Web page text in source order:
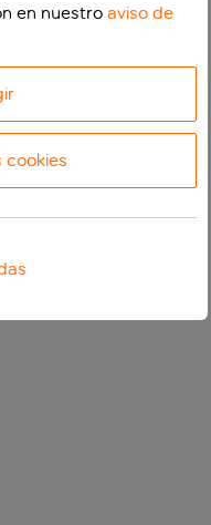
en nuestroaviso de
cookies